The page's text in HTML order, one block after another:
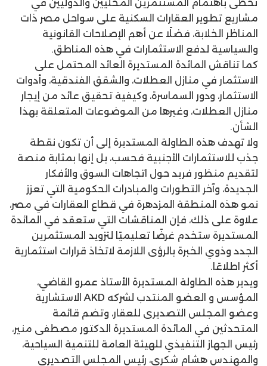
تحظى باهتمام المستثمرين المحليين والدوليين في
مشاريع تطوير العقارات السكنية على سواحل مصر ذات
المناظر الخلابة، فضلًا عن أهم الإصلاحات القانونية
والسياسية لدفع الاستثمارات في هذه المناطق.
كما تناقش المائدة المستديرة العائد المحتمل على
الاستثمار في منازل العطلات، والشقق الفندقية، وأدوات
الاستثمار، ودور السماسرة، وكيفية تحقيق عائد من إيجار
منازل العطلات، وغيرها من الموضوعات المتعلقة بهذا
الشأن.
ولا تهدف هذه الطاولة المستديرة إلى أن تكون نقطة
جذب للاستثمارات الأجنبية فحسب، بل إنها بمثابة منصة
لتقديم منظور فريد حول اتجاهات السوق والأفكار
الجديدة، وآخر التطورات والمبادرات الحكومية التي تعزز
نمو هذه المنطقة المزدهرة في قطاع العقارات في مصر،
علاوة على ذلك، فإن المناقشات التي ستعقد في المائدة
المستديرة ستخدم غرضًا تعليميًا لتزويد المستثمرين
الجدد وذوي الخبرة بالرؤى اللازمة لاتخاذ قرارات استثمارية
أكثر اطلاعًا.
ويدير هذه الطاولة المستديرة الأستاذ عمرو القاضي،
المؤسس و العضو المنتدب لشركه AKD الاستشارية
وعضو المجلس التصديرى للعقار، وتضم قائمة
المتحدثين في المائدة المستديرة الدكتور مصطفى منير،
رئيس الجهاز التنفيذي للهيئة العامة للتنمية السياحية،
والمهندس هشام شكري، رئيس المجلس التصديري